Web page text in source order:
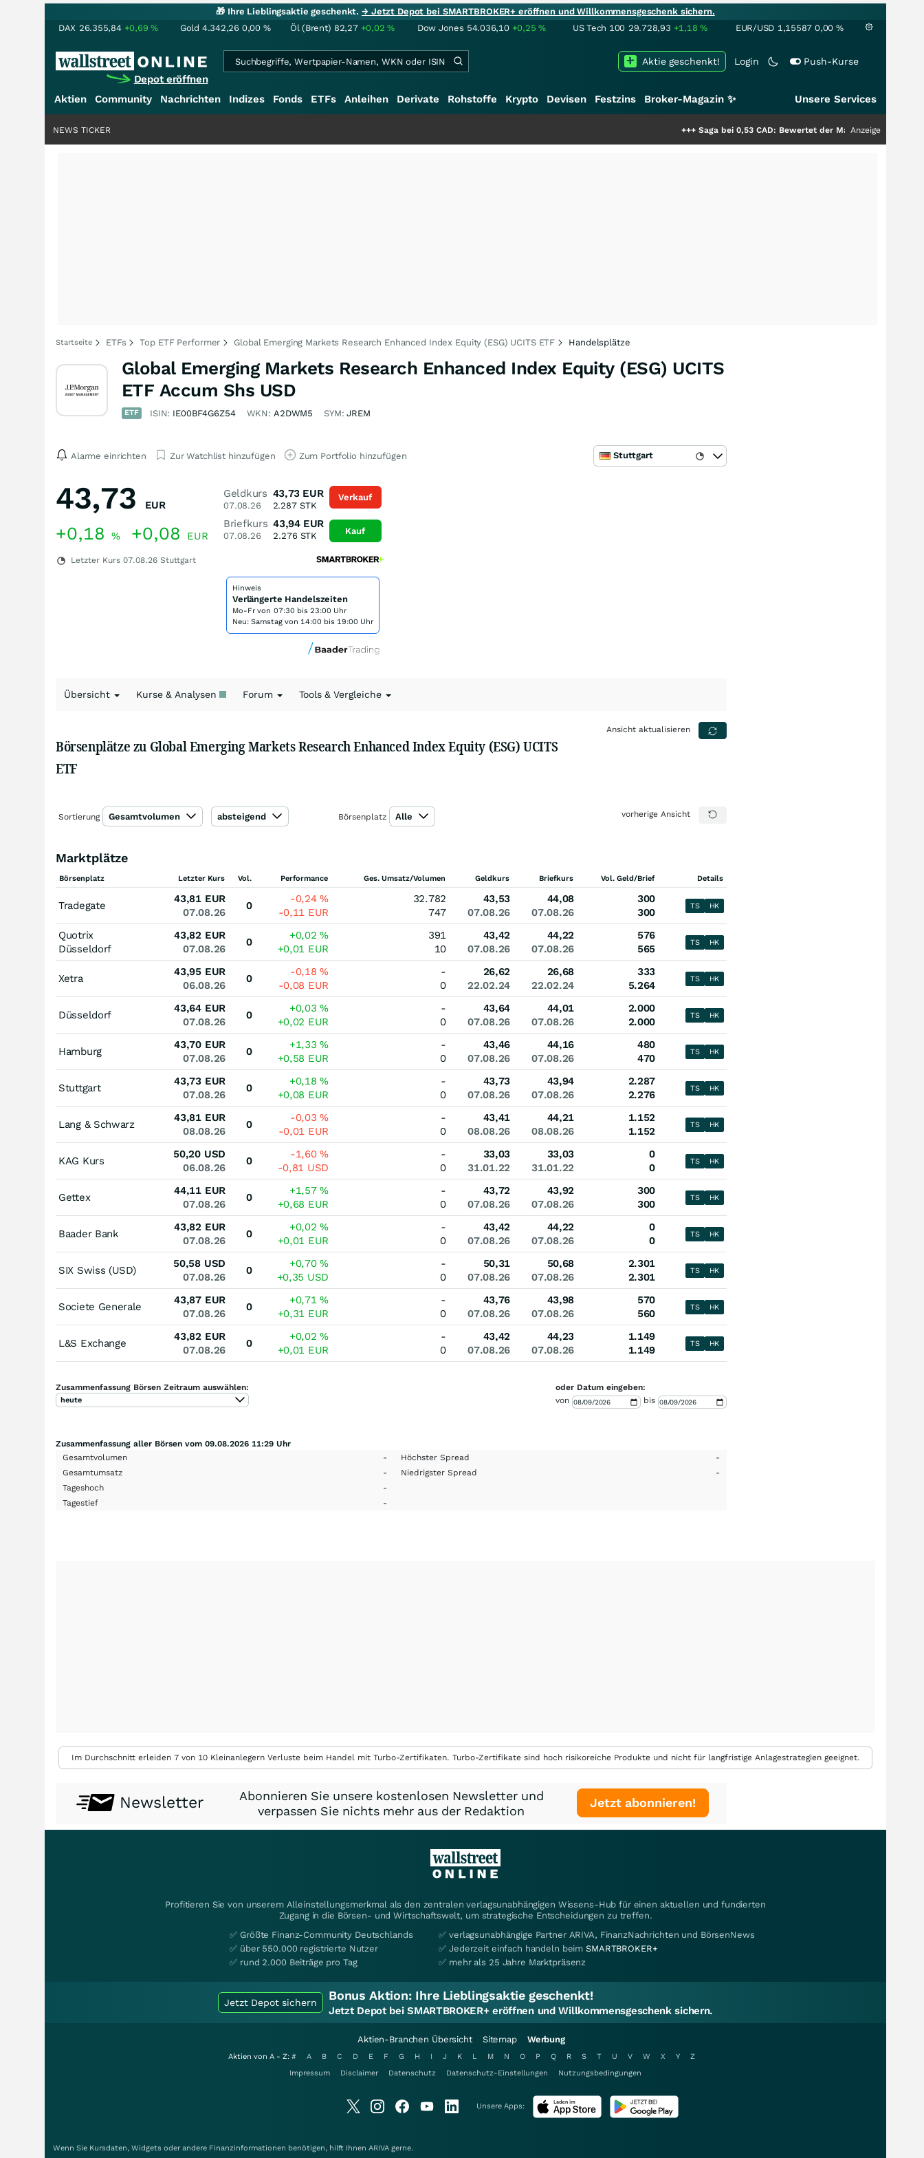
🎁 Ihre Lieblingsaktie geschenkt.→ Jetzt Depot bei SMARTBROKER+ eröffnen und Willkommensgeschenk sichern.
DAX 26.355,84 +0,69% Gold 4.342,26 0,00 % Öl (Brent) 82,27 +0,02% Dow Jones 54.036,10 +0,25% US Tech 100 29.728,93 +1,18% EUR/USD 1,15587 0,00 %
Depot eröffnen
Login Push-Kurse
Aktie geschenkt!
Aktien Community Nachrichten Indizes Fonds ETFs Anleihen Derivate Rohstoffe Krypto Devisen Festzins Broker-Magazin ✨ Unsere Services
Saga bei 0,53 CAD: Bewertet der Markt noch immer nur die
Anzeige
NEWS TICKER
Startseite ETFs Top ETF Performer Global Emerging Markets Research Enhanced Index Equity (ESG) UCITS ETF Handelsplätze
Global Emerging Markets Research Enhanced Index Equity (ESG) UCITS
ETF Accum Shs USD
ETF ISIN: IE00BF4G6Z54 WKN: A2DWM5 SYM:JREM
Alarme einrichten Zur Watchlist hinzufügen Zum Portfolio hinzufügen Stuttgart
43,73 EUR
+0,18 % +0,08 EUR
Letzter Kurs 07.08.26 Stuttgart
Geldkurs
07.08.26
43,73 EUR
2.287STK
Briefkurs
07.08.26
43,94 EUR
2.276STK
Verkauf
Kauf
Hinweis
Verlängerte Handelszeiten
Mo-Fr von 07:30 bis 23:00 Uhr
Neu: Samstag von 14:00 bis 19:00 Uhr
Übersicht Kurse & Analysen Forum Tools & Vergleiche
Börsenplätze zu Global Emerging Markets Research Enhanced Index Equity (ESG) UCITS
ETF
Ansicht aktualisieren
Sortierung Gesamtvolumen absteigend Börsenplatz Alle vorherige Ansicht
Marktplätze
Börsenplatz Letzter Kurs Vol. Performance Ges. Umsatz/Volumen Geldkurs Briefkurs Vol. Geld/Brief Details
Tradegate
43,81 EUR
07.08.26
0
-0,24%
-0,11 EUR
32.782
747
43,53
07.08.26
44,08
07.08.26
300
300
TS HK
Quotrix
Düsseldorf
43,82 EUR
07.08.26
0
+0,02%
+0,01 EUR
391
10
43,42
07.08.26
44,22
07.08.26
576
565
TS HK
Xetra
43,95 EUR
06.08.26
0
-0,18%
-0,08 EUR
-
0
26,62
22.02.24
26,68
22.02.24
333
5.264
TS HK
Düsseldorf
43,64 EUR
07.08.26
0
+0,03%
+0,02 EUR
-
0
43,64
07.08.26
44,01
07.08.26
2.000
2.000
TS HK
Hamburg
43,70 EUR
07.08.26
0
+1,33%
+0,58 EUR
-
0
43,46
07.08.26
44,16
07.08.26
480
470
TS HK
Stuttgart
43,73 EUR
07.08.26
0
+0,18%
+0,08 EUR
-
0
43,73
07.08.26
43,94
07.08.26
2.287
2.276
TS HK
Lang & Schwarz
43,81 EUR
08.08.26
0
-0,03%
-0,01 EUR
-
0
43,41
08.08.26
44,21
08.08.26
1.152
1.152
TS HK
KAG Kurs
50,20 USD
06.08.26
0
-1,60%
-0,81 USD
-
0
33,03
31.01.22
33,03
31.01.22
0
0
TS HK
Gettex
44,11 EUR
07.08.26
0
+1,57%
+0,68 EUR
-
0
43,72
07.08.26
43,92
07.08.26
300
300
TS HK
Baader Bank
43,82 EUR
07.08.26
0
+0,02%
+0,01 EUR
-
0
43,42
07.08.26
44,22
07.08.26
0
0
TS HK
SIX Swiss (USD)
50,58 USD
07.08.26
0
+0,70%
+0,35 USD
-
0
50,31
07.08.26
50,68
07.08.26
2.301
2.301
TS HK
Societe Generale
43,87 EUR
07.08.26
0
+0,71%
+0,31 EUR
-
0
43,76
07.08.26
43,98
07.08.26
570
560
TS HK
L&S Exchange
43,82 EUR
07.08.26
0
+0,02%
+0,01 EUR
-
0
43,42
07.08.26
44,23
07.08.26
1.149
1.149
TS HK
Zusammenfassung Börsen Zeitraum auswählen:
heute
oder Datum eingeben:
von
bis
Zusammenfassung aller Börsen vom 09.08.2026 11:29 Uhr
Gesamtvolumen
- Höchster Spread
-
Gesamtumsatz
- Niedrigster Spread
-
Tageshoch
-
Tagestief
-
Im Durchschnitt erleiden 7 von 10 Kleinanlegern Verluste beim Handel mit Turbo-Zertifikaten. Turbo-Zertifikate sind hoch risikoreiche Produkte und nicht für langfristige Anlagestrategien geeignet.
Newsletter
Abonnieren Sie unsere kostenlosen Newsletter und
verpassen Sie nichts mehr aus der Redaktion
Jetzt abonnieren!
Profitieren Sie von unserem Alleinstellungsmerkmal als den zentralen verlagsunabhängigen Wissens-Hub für einen aktuellen und fundierten
Zugang in die Börsen- und Wirtschaftswelt, um strategische Entscheidungen zu treffen.
✅ Größte Finanz-Community Deutschlands
✅ über 550.000 registrierte Nutzer
✅ rund 2.000 Beiträge pro Tag
✅ verlagsunabhängige Partner ARIVA, FinanzNachrichten und BörsenNews
✅ Jederzeit einfach handeln beimSMARTBROKER+
✅ mehr als 25 Jahre Marktpräsenz
Jetzt Depot sichern Bonus Aktion: Ihre Lieblingsaktie geschenkt!
Jetzt Depot bei SMARTBROKER+ eröffnen und Willkommensgeschenk sichern.
Aktien-Branchen Übersicht Sitemap Werbung
Aktien von A - Z: # A B C D E F G H I J K L M N O P Q R S T U V W X Y
Z
Impressum
Disclaimer Datenschutz Datenschutz-Einstellungen Nutzungsbedingungen
Unsere Apps:
Wenn Sie Kursdaten, Widgets oder andere Finanzinformationen benötigen, hilft Ihnen ARIVA gerne.